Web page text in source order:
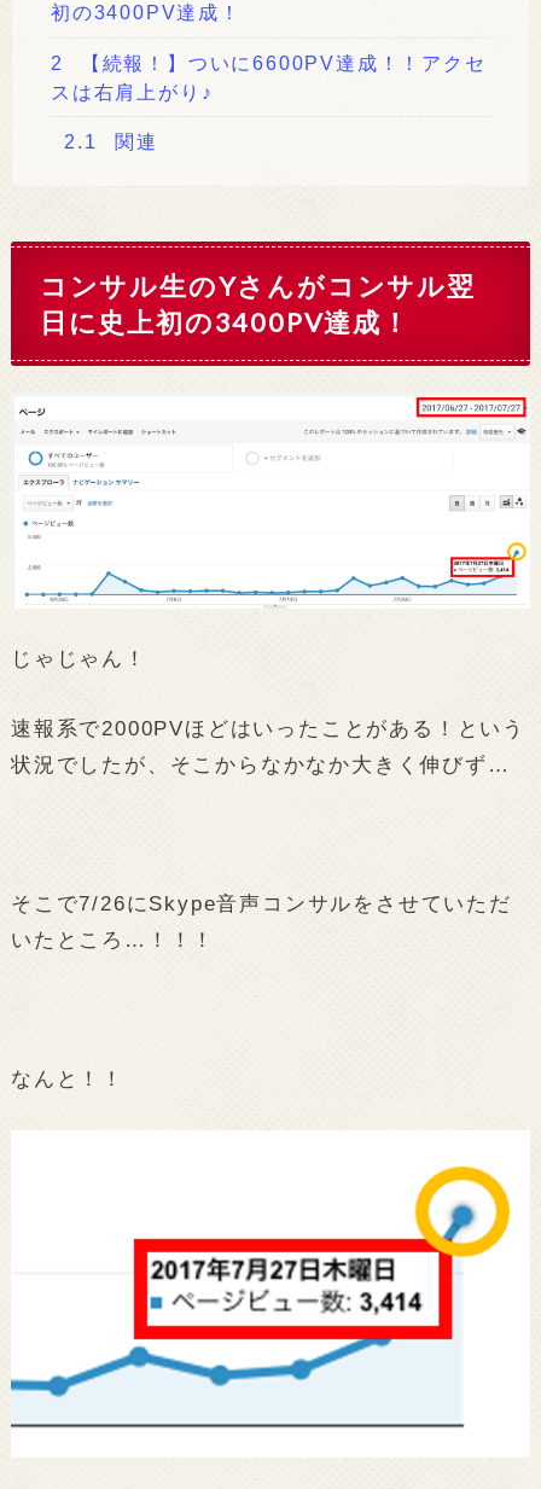
初の3400PV達成！
2
【続報！】ついに6600PV達成！！アクセ
スは右肩上がり♪
2.1 関連
コンサル生のYさんがコンサル翌
日に史上初の3400PV達成！
じゃじゃん！
速報系で2000PVほどはいったことがある！という
状況でしたが、そこからなかなか大きく伸びず…
そこで7/26にSkype音声コンサルをさせていただ
いたところ…！！！
なんと！！